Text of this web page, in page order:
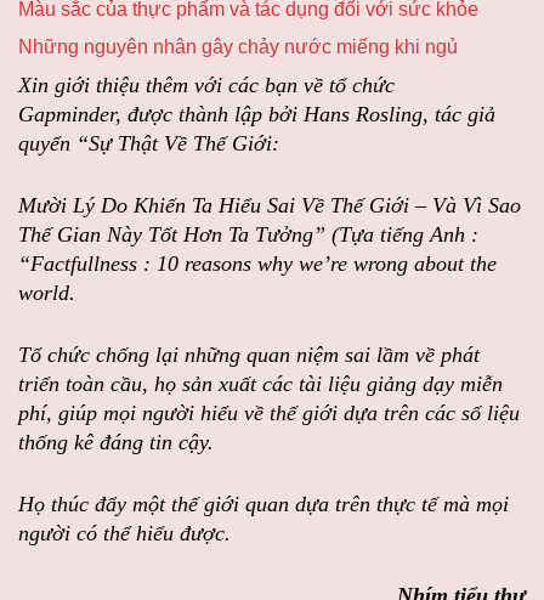
Màu sắc của thực phẩm và tác dụng đối với sức khỏe
Những nguyên nhân gây chảy nước miếng khi ngủ
Xin giới thiệu thêm với các bạn về tổ chức
Gapminder, được thành lập bởi Hans Rosling, tác giả
quyển “Sự Thật Về Thế Giới:
Mười Lý Do Khiến Ta Hiểu Sai Về Thế Giới – Và Vì Sao
Thế Gian Này Tốt Hơn Ta Tưởng” (Tựa tiếng Anh :
“Factfullness : 10 reasons why we’re wrong about the
world.
Tổ chức chống lại những quan niệm sai lầm về phát
triển toàn cầu, họ sản xuất các tài liệu giảng dạy miễn
phí, giúp mọi người hiểu về thế giới dựa trên các số liệu
thống kê đáng tin cậy.
Họ thúc đẩy một thế giới quan dựa trên thực tế mà mọi
người có thể hiểu được.